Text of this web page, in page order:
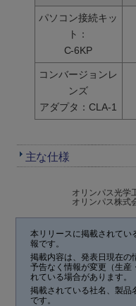
パソコン接続キッ
ト：
C-6KP
コンバージョンレ
ンズ
アダプタ：CLA-1
主な仕様
オリンパス光学
オリンパス株式
本リリースに掲載されてい
報です。
掲載内容は、発表日現在の
予告なく情報が変更（生産
れている場合があります。
掲載されている社名、製品
です。